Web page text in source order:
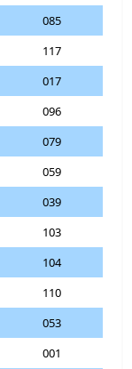
085
117
017
096
079
059
039
103
104
110
053
001